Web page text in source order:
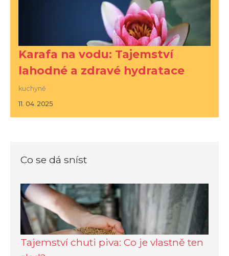
Karafa na vodu: Tajemství
lahodné a zdravé hydratace
kuchyně
11. 04. 2025
Co se dá sníst
Tajemství chuti piva: Co je vlastně ten